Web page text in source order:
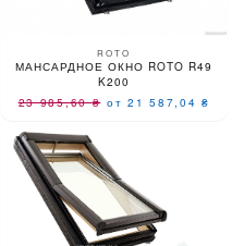
ROTO
МАНСАРДНОЕ ОКНО ROTO R49
K200
23 985,60₴ от 21 587,04₴